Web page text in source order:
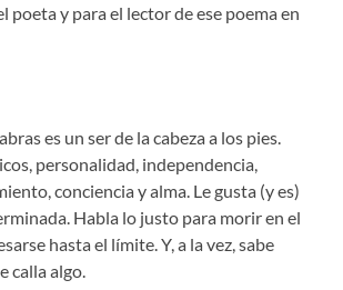
poeta y para el lector de ese poema en
es un ser de la cabeza a los pies.
personalidad, independencia,
conciencia y alma. Le gusta (y es)
Habla lo justo para morir en el
hasta el límite. Y, a la vez, sabe
calla algo.